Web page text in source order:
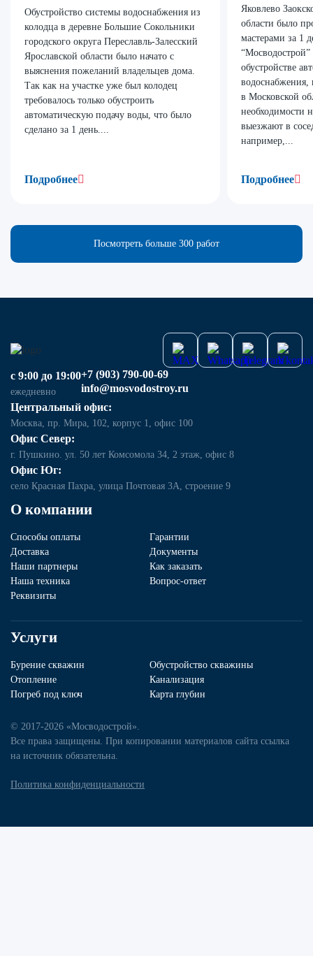
Обустройство системы водоснабжения из
колодца в деревне Большие Сокольники
городского округа Переславль-Залесский
Ярославской области было начато с
выяснения пожеланий владельцев дома.
Так как на участке уже был колодец
требовалось только обустроить
автоматическую подачу воды, что было
сделано за 1 день....
Подробнее
Яковлево
области было
мастерами за 1
“Мосводострой”
обустройстве
водоснабжения,
в Московской
необходимости
выезжают в
например,...
Подробнее
Посмотреть больше 300 работ
О компании
Способы оплаты
Гарантии
Доставка
Документы
Наши партнеры
Как заказать
Наша техника
Вопрос-ответ
Реквизиты
Услуги
Бурение скважин
Обустройство скважины
Отопление
Канализация
Погреб под ключ
Карта глубин
с 9:00 до 19:00
ежедневно
+7 (903) 790-00-69
info@mosvodostroy.ru
Центральный офис:
Москва, пр. Мира, 102, корпус 1, офис 100
Офис Север:
г. Пушкино. ул. 50 лет Комсомола 34, 2 этаж, офис 8
Офис Юг:
село Красная Пахра, улица Почтовая 3А, строение 9
© 2017-2026 «Мосводострой».
Все права защищены. При копировании материалов сайта ссылка
на источник обязательна.
Политика конфиденциальности